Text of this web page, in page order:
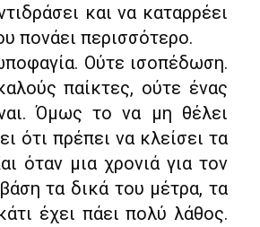
και να καταρρέει
πονάει περισσότερο.
Ούτε ισοπέδωση.
παίκτες, ούτε ένας
Όμως το να μη θέλει
ότι πρέπει να κλείσει τα
όταν μια χρονιά για τον
τα δικά του μέτρα, τα
έχει πάει πολύ λάθος.